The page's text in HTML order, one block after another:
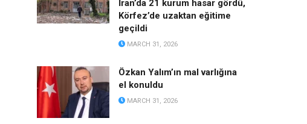
İran’da 21 kurum hasar gördü,
Körfez’de uzaktan eğitime
geçildi
MARCH 31, 2026
Özkan Yalım’ın mal varlığına
el konuldu
MARCH 31, 2026